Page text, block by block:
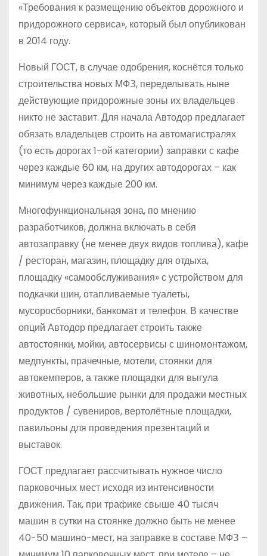
«Требования к размещению объектов дорожного и
придорожного сервиса», который был опубликован
в 2014 году.
Новый ГОСТ, в случае одобрения, коснётся только
строительства новых МФЗ, переделывать ныне
действующие придорожные зоны их владельцев
никто не заставит. Для начала Автодор предлагает
обязать владельцев строить на автомагистралях
(то есть дорогах 1-ой категории) заправки с кафе
через каждые 60 км, на других автодорогах – как
минимум через каждые 200 км.
Многофункциональная зона, по мнению
разработчиков, должна включать в себя
автозаправку (не менее двух видов топлива), кафе
/ ресторан, магазин, площадку для отдыха,
площадку «самообслуживания» с устройством для
подкачки шин, отапливаемые туалеты,
мусоросборники, банкомат и телефон. В качестве
опций Автодор предлагает строить также
автостоянки, мойки, автосервисы с шиномонтажом,
медпункты, прачечные, мотели, стоянки для
автокемперов, а также площадки для выгула
животных, небольшие рынки для продажи местных
продуктов / сувениров, вертолётные площадки,
павильоны для проведения презентаций и
выставок.
ГОСТ предлагает рассчитывать нужное число
парковочных мест исходя из интенсивности
движения. Так, при трафике свыше 40 тысяч
машин в сутки на стоянке должно быть не менее
40-50 машино-мест, на заправке в составе МФЗ –